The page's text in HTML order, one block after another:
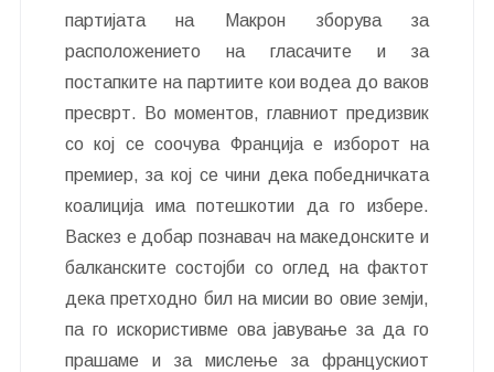
партијата на Макрон зборува за
расположението на гласачите и за
постапките на партиите кои водеа до ваков
пресврт. Во моментов, главниот предизвик
со кој се соочува Франција е изборот на
премиер, за кој се чини дека победничката
коалиција има потешкотии да го избере.
Васкез е добар познавач на македонските и
балканските состојби со оглед на фактот
дека претходно бил на мисии во овие земји,
па го искористивме ова јавување за да го
прашаме и за мислење за францускиот